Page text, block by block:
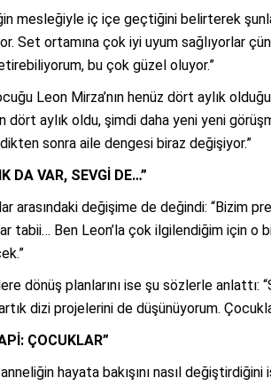
mesleğiyle iç içe geçtiğini belirterek
Set ortamına çok iyi uyum sağlıyorlar
bu çok güzel oluyor.”
Leon Mirza’nın henüz dört aylık
dört aylık oldu, şimdi daha yeni yeni
sonra aile dengesi biraz değişiyor.”
DA VAR, SEVGİ DE…”
arasındaki değişime de değindi: “Bizim
tabii… Ben Leon’la çok ilgilendiğim için
dönüş planlarını ise şu sözlerle anlattı:
dizi projelerini de düşünüyorum.
ÇOCUKLAR”
hayata bakışını nasıl